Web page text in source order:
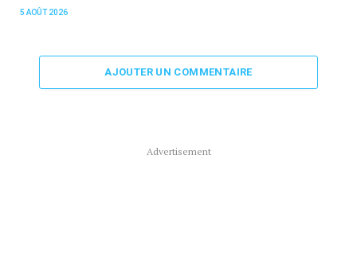
5 AOÛT 2026
AJOUTER UN COMMENTAIRE
Advertisement